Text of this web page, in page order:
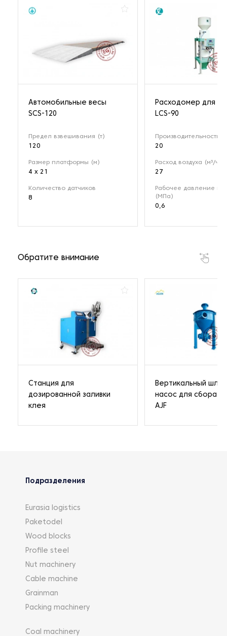
Автомобильные весы
SCS-120
Предел взвешивания (т)
120
Размер платформы (м)
4 x 21
Количество датчиков
8
Расходомер для
LCS-90
Производительность
20
Расход воздуха (м³/ч)
27
Рабочее давление
(МПа)
0,6
Обратите внимание
Станция для
дозированной заливки
клея
Вертикальный
насос для сбора
AJF
Подразделения
Eurasia logistics
Paketodel
Wood blocks
Profile steel
Nut machinery
Cable machine
Grainman
Packing machinery
Coal machinery